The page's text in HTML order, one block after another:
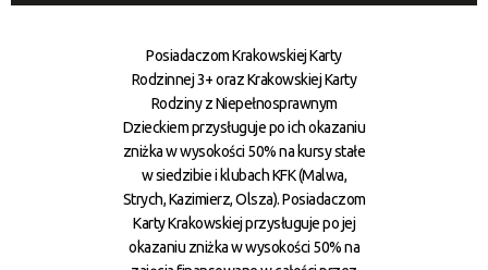
Posiadaczom Krakowskiej Karty
Rodzinnej 3+ oraz Krakowskiej Karty
Rodziny z Niepełnosprawnym
Dzieckiem przysługuje po ich okazaniu
zniżka w wysokości 50% na kursy stałe
w siedzibie i klubach KFK (Malwa,
Strych, Kazimierz, Olsza). Posiadaczom
Karty Krakowskiej przysługuje po jej
okazaniu zniżka w wysokości 50% na